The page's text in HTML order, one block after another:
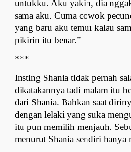
untukku. Aku yakin, dia
sama aku. Cuma cowok
yang baru aku temui kalau
pikirin itu benar.”
***
Insting Shania tidak pernah
dikatakannya tadi malam itu
dari Shania. Bahkan saat
dengan lelaki yang suka
itu pun memilih menjauh.
menurut Shania sendiri hanya